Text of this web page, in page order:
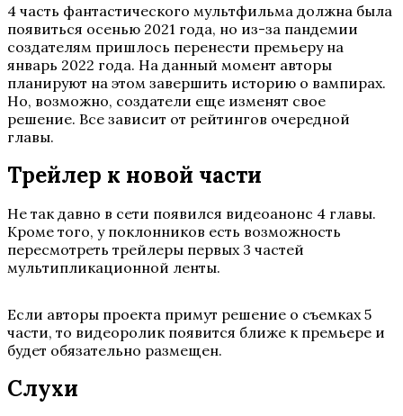
4 часть фантастического мультфильма должна была
появиться осенью 2021 года, но из-за пандемии
создателям пришлось перенести премьеру на
январь 2022 года. На данный момент авторы
планируют на этом завершить историю о вампирах.
Но, возможно, создатели еще изменят свое
решение. Все зависит от рейтингов очередной
главы.
Трейлер к новой части
Не так давно в сети появился видеоанонс 4 главы.
Кроме того, у поклонников есть возможность
пересмотреть трейлеры первых 3 частей
мультипликационной ленты.
Если авторы проекта примут решение о съемках 5
части, то видеоролик появится ближе к премьере и
будет обязательно размещен.
Слухи